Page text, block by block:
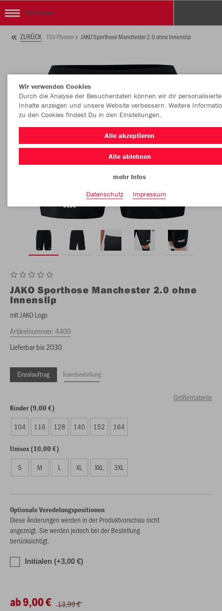
TSV Pfersee
ZURÜCK TSV Pfersee JAKO Sporthose Manchester 2.0 ohne Innenslip
JAKO Sporthose Manchester 2.0 ohne
Innenslip
mit JAKO Logo
Artikelnummer:4400
Lieferbar bis 2030
Einzelauftrag Teambestellung
Größentabelle
Kinder (9,00 €)
104 116 128 140 152 164
Unisex (10,00 €)
S M L XL XXL 3XL
Optionale Veredelungspositionen
Diese Änderungen werden in der Produktvorschau nicht
angezeigt. Sie werden jedoch bei der Bestellung
berücksichtigt.
Initialen (+3,00 €)
ab 9,00 € 13,99 €
Wir verwenden Cookies
Durch die Analyse der Besucherdaten können wir dir personalisierte
Inhalte anzeigen und unsere Website verbessern. Weitere
zu den Cookies findest Du in den Einstellungen.
Alle akzeptieren
Alle ablehnen
mehr Infos
Datenschutz
Impressum